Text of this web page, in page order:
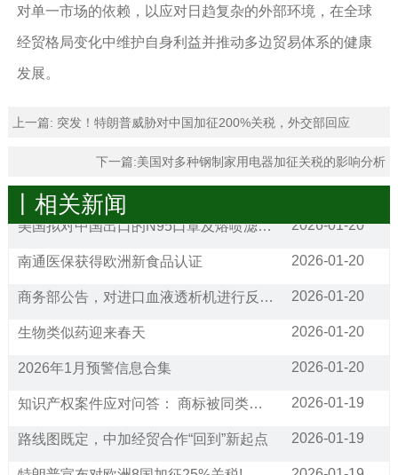
对单一市场的依赖，以应对日趋复杂的外部环境，在全球
经贸格局变化中维护自身利益并推动多边贸易体系的健康
发展。
上一篇: 突发！特朗普威胁对中国加征200%关税，外交部回应
下一篇:美国对多种钢制家用电器加征关税的影响分析
丨相关新闻
南通医保获得欧洲新食品认证 2026-01-20
2026-01-20
生物类似药迎来春天 2026-01-20
2026年1月预警信息合集 2026-01-20
2026-01-19
路线图既定，中加经贸合作“回到”新起点 2026-01-19
特朗普宣布对欧洲8国加征25%关税! 2026-01-19